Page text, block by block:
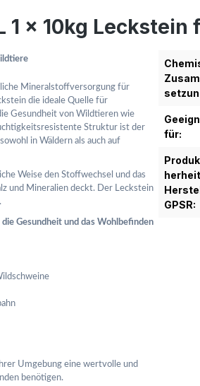
1 x 10kg Leckstein
Mineralstoffversorgung für
die ideale Quelle für
Gesundheit von Wildtieren wie
Struktur ist der
in Wäldern als auch auf
Weise den Stoffwechsel und das
und Mineralien deckt. Der Leckstein
Gesundheit und das Wohlbefinden
Umgebung eine wertvolle und
benötigen.
für:
herheit
GPSR: